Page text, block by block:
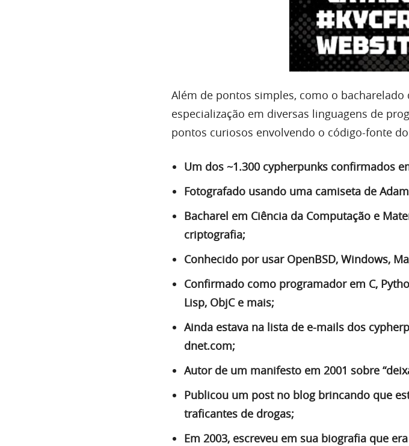
Além de pontos simples, como o
especialização em diversas linguagens de
pontos curiosos envolvendo o código-fonte
Um dos ~1.300 cypherpunks confirmados
Fotografado usando uma camiseta de
Bacharel em Ciência da Computação e
criptografia;
Conhecido por usar OpenBSD, Windows,
Confirmado como programador em C,
Lisp, ObjC e mais;
Ainda estava na lista de e-mails dos
dnet.com;
Autor de um manifesto em 2001 sobre
Publicou um post no blog brincando que
traficantes de drogas;
Em 2003, escreveu em sua biografia que